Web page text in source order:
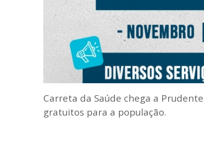
Carreta da Saúde chega a
gratuitos para a população.